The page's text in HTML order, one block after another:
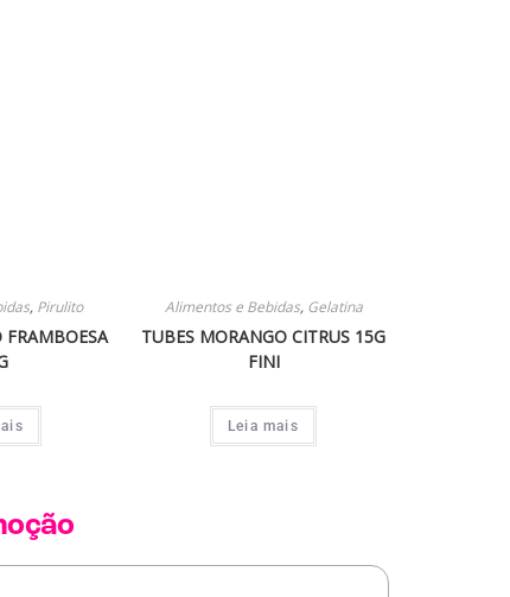
, Pirulito
FRAMBOESA
Alimentos e Bebidas, Gelatina
TUBES MORANGO CITRUS 15G
FINI
Leia mais